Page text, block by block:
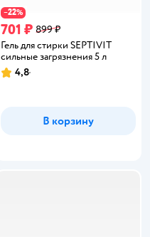
−22%
701 ₽ 899 ₽
Гель для стирки SEPTIVIT
сильные загрязнения 5 л
Рейтинг:
4,8
В корзину